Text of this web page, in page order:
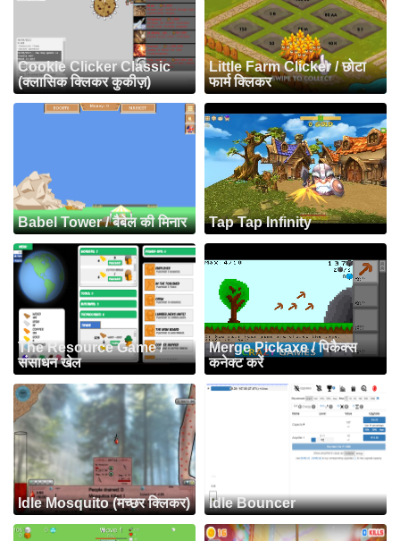
Cookie Clicker Classic
(क्लासिक क्लिकर कुकीज़)
Little Farm Clicker / छोटा
फार्म क्लिकर
Babel Tower / बैबेल की मिनार Tap Tap Infinity
The Resource Game /
संसाधन खेल
Merge Pickaxe / पिकैक्स
कनेक्ट करें
Idle Mosquito (मच्छर क्लिकर) Idle Bouncer